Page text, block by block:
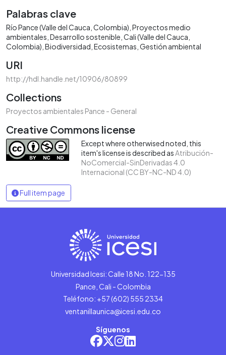
Palabras clave
Río Pance (Valle del Cauca, Colombia) Proyectos medio
ambientales Desarrollo sostenible Cali (Valle del Cauca,
Colombia) Biodiversidad Ecosistemas Gestión ambiental
URI
http://hdl.handle.net/10906/80899
Collections
Proyectos ambientales Pance - General
Creative Commons license
Except where otherwised noted, this
item's license is described asAtribución-
NoComercial-SinDerivadas 4.0
Internacional (CC BY-NC-ND 4.0)
Full item page
Universidad Icesi: Calle 18 No. 122-135
Pance, Cali - Colombia
Teléfono: +57 (602) 555 2334
ventanillaunica@icesi.edu.co
Síguenos